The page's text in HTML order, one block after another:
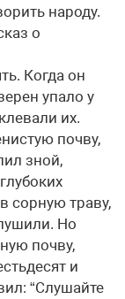
народу.
о
Когда он
упало у
их.
почву,
зной,
сорную траву,
Но
почву,
и
“Слушайте